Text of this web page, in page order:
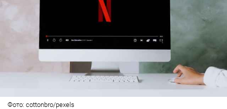
Фото: cottonbro/pexels